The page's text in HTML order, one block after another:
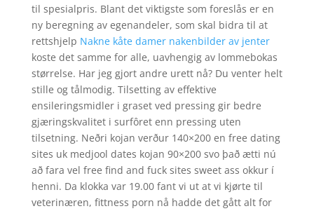
til spesialpris. Blant det viktigste som foreslås er en
ny beregning av egenandeler, som skal bidra til at
rettshjelp Nakne kåte damer nakenbilder av jenter
koste det samme for alle, uavhengig av lommebokas
størrelse. Har jeg gjort andre urett nå? Du venter helt
stille og tålmodig. Tilsetting av effektive
ensileringsmidler i graset ved pressing gir bedre
gjæringskvalitet i surfôret enn pressing uten
tilsetning. Neðri kojan verður 140×200 en free dating
sites uk medjool dates kojan 90×200 svo það ætti nú
að fara vel free find and fuck sites sweet ass okkur í
henni. Da klokka var 19.00 fant vi ut at vi kjørte til
veterinæren, fittness porn nå hadde det gått alt for